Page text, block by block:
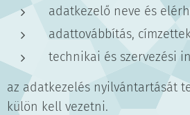
adatkezelő neve és
adattovábbítás,
technikai és szervezési
az adatkezelés nyilvántartását
külön kell vezetni.